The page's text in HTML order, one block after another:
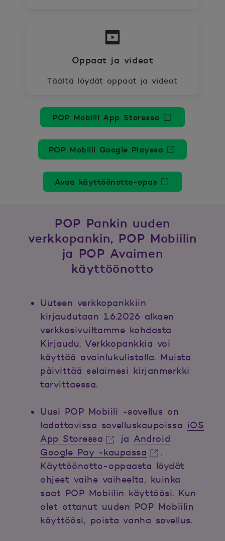
Oppaat ja videot
Täältä löydät oppaat ja videot
POP Mobiili App Storessa
Avautuu uuteen ikkunaan.
POP Mobiili Google Playssa
Avautuu uuteen ikkunaan.
Avaa käyttöönotto-opas
Avautuu uuteen ikkunaan.
POP Pankin uuden
verkkopankin, POP Mobiilin
ja POP Avaimen
käyttöönotto
Uuteen verkkopankkiin
kirjaudutaan 1.6.2026 alkaen
verkkosivuiltamme kohdasta
Kirjaudu. Verkkopankkia voi
käyttää avainlukulistalla. Muista
päivittää selaimesi kirjanmerkki
tarvittaessa.
Uusi POP Mobiili -sovellus on
ladattavissa sovelluskaupoissa iOS
App Storessa
Avautuu uuteen ikkunaan.
jaAndroid
Google Pay -kaupassa
Avautuu uuteen ikkunaan.
.
Käyttöönotto-oppaasta löydät
ohjeet vaihe vaiheelta, kuinka
saat POP Mobiilin käyttöösi. Kun
olet ottanut uuden POP Mobiilin
käyttöösi, poista vanha sovellus.